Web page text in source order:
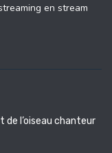
en stream
de l’oiseau chanteur